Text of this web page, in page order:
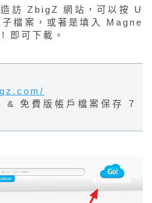
訪 ZbigZ 網站，可以按 U
檔案，或著是填入 Magne
即可下載。
& 免費版帳戶檔案保存 7